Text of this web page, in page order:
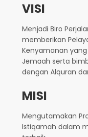
VISI
Menjadi Biro
memberikan
Kenyamanan
Jemaah serta
dengan Alquran
MISI
Mengutamakan
Istiqamah dalam